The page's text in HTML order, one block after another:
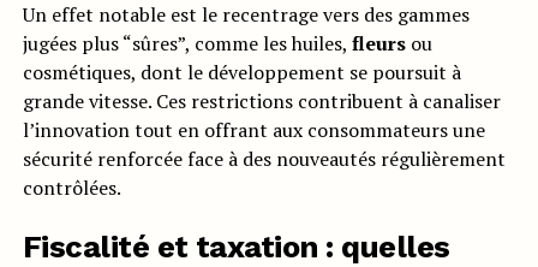
Un effet notable est le recentrage vers des gammes
jugées plus “sûres”, comme les huiles, fleursou
cosmétiques, dont le développement se poursuit à
grande vitesse. Ces restrictions contribuent à canaliser
l’innovation tout en offrant aux consommateurs une
sécurité renforcée face à des nouveautés régulièrement
contrôlées.
Fiscalité et taxation : quelles